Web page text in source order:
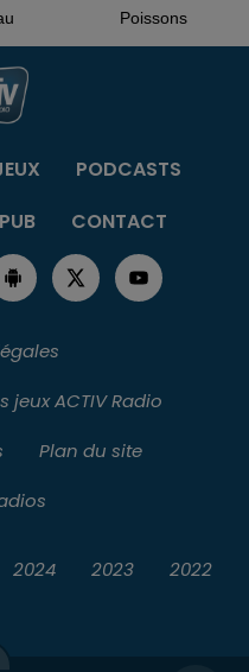
Poissons
PODCASTS
CONTACT
jeux ACTIV Radio
Plan du site
2024 2023 2022